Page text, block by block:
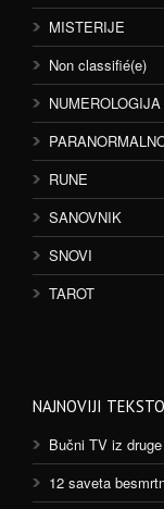
MISTERIJE
Non classifié(e)
NUMEROLOGIJA
RUNE
SANOVNIK
SNOVI
TAROT
NAJNOVIJI
Bučni TV iz
12 saveta